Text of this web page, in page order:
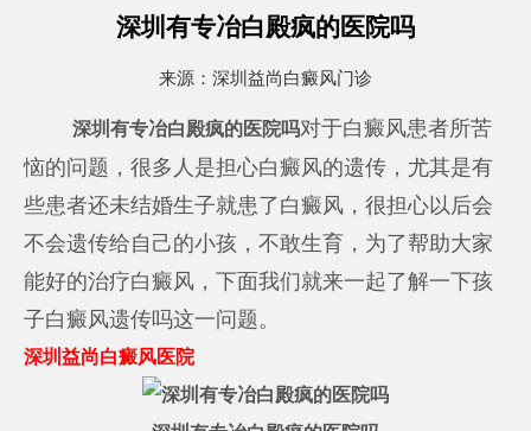
深圳有专冶白殿疯的医院吗
来源： 深圳益尚白癜风门诊
深圳有专冶白殿疯的医院吗对于白癜风患者所苦
恼的问题，很多人是担心白癜风的遗传，尤其是有
些患者还未结婚生子就患了白癜风，很担心以后会
不会遗传给自己的小孩，不敢生育，为了帮助大家
能好的治疗白癜风，下面我们就来一起了解一下孩
子白癜风遗传吗这一问题。
深圳益尚白癜风医院